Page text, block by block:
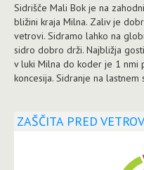
Sidrišče Mali Bok je na
bližini kraja Milna. Zaliv je
vetrovi. Sidramo lahko na
sidro dobro drži. Najbližja
v luki Milna do koder je 1 nmi
koncesija. Sidranje na
ZAŠČITA PRED